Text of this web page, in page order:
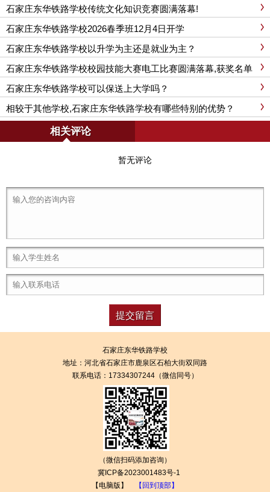
石家庄东华铁路学校传统文化知识竞赛圆满落幕!
石家庄东华铁路学校2026春季班12月4日开学
石家庄东华铁路学校以升学为主还是就业为主？
石家庄东华铁路学校校园技能大赛电工比赛圆满落幕,获奖名单
公布!
石家庄东华铁路学校可以保送上大学吗？
相较于其他学校,石家庄东华铁路学校有哪些特别的优势？
相关评论
暂无评论
石家庄东华铁路学校
地址： 河北省石家庄市鹿泉区石柏大街双同路
联系电话：17334307244（微信同号）
（微信扫码添加咨询）
冀ICP备2023001483号-1
【电脑版】
【回到顶部】